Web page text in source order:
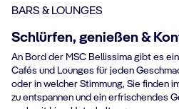
BARS & LOUNGES
Schlürfen, genießen &
An Bord der MSC Bellissima gibt es
Cafés und Lounges für jeden
oder in welcher Stimmung, Sie finden
zu entspannen und ein erfrischendes